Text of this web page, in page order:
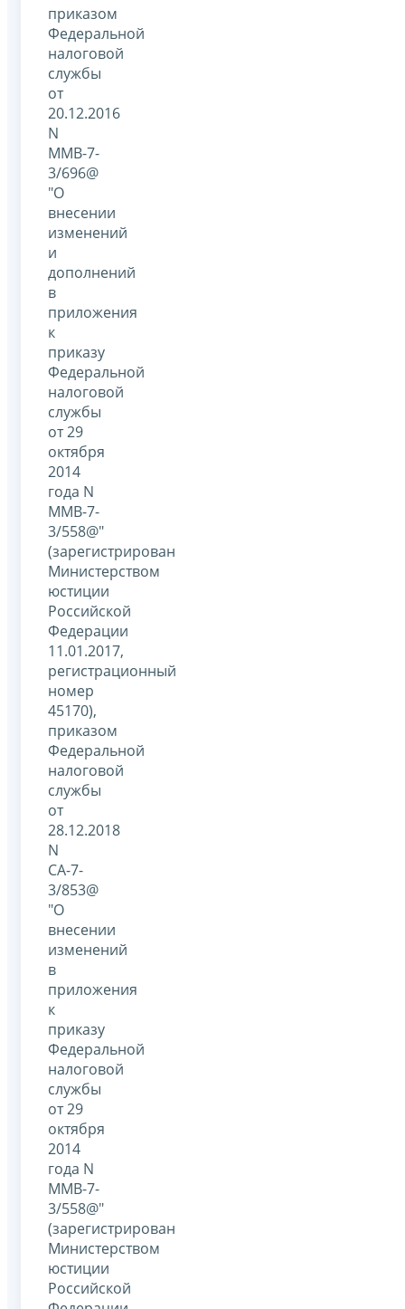
приказом
Федеральной
налоговой
службы
от
20.12.2016
N
ММВ-7-
3/696@
"О
внесении
изменений
и
дополнений
в
приложения
к
приказу
Федеральной
налоговой
службы
от 29
октября
2014
года N
ММВ-7-
3/558@"
(зарегистрирован
Министерством
юстиции
Российской
Федерации
11.01.2017,
регистрационный
номер
45170),
приказом
Федеральной
налоговой
службы
от
28.12.2018
N
СА-7-
3/853@
"О
внесении
изменений
в
приложения
к
приказу
Федеральной
налоговой
службы
от 29
октября
2014
года N
ММВ-7-
3/558@"
(зарегистрирован
Министерством
юстиции
Российской